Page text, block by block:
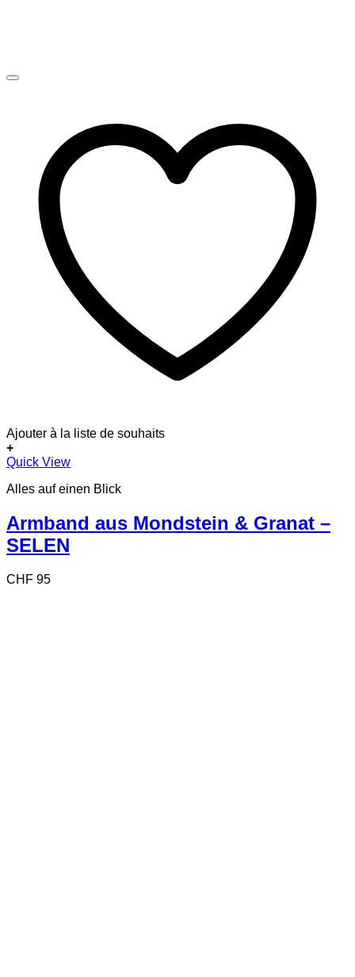
Ajouter à la liste de souhaits
+
Quick View
Alles auf einen Blick
Armband aus Mondstein & Granat –
SELEN
CHF 95